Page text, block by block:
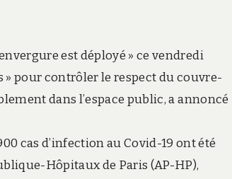
est déployé » ce vendredi
» pour contrôler le respect du couvre-
dans l’espace public, a annoncé
cas d’infection au Covid-19 ont été
Hôpitaux de Paris (AP-HP),